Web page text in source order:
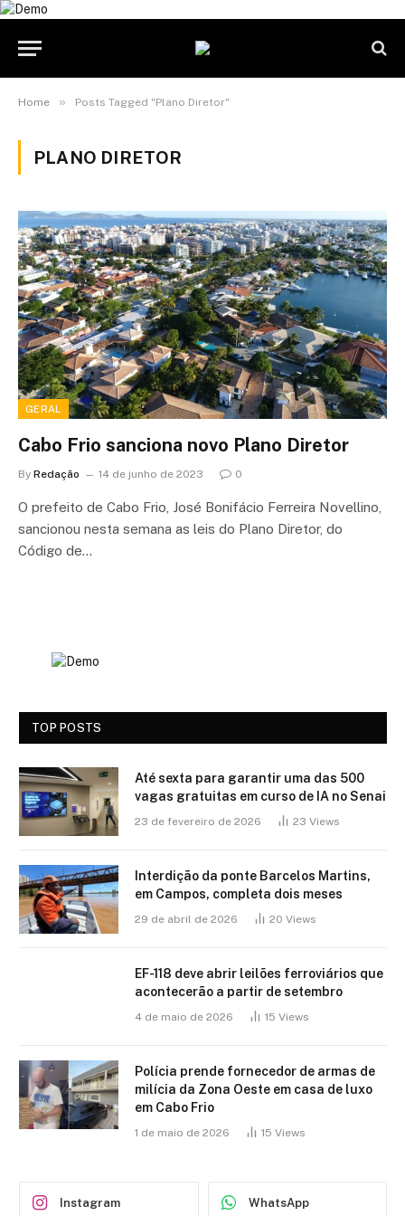
Home » Posts Tagged "Plano Diretor"
PLANO DIRETOR
GERAL
Cabo Frio sanciona novo Plano Diretor
By Redação 14 de junho de 2023 0
O prefeito de Cabo Frio, José Bonifácio Ferreira Novellino,
sancionou nesta semana as leis do Plano Diretor, do
Código de…
TOP POSTS
Até sexta para garantir uma das 500
vagas gratuitas em curso de IA no Senai
23 de fevereiro de 2026 23 Views
Interdição da ponte Barcelos Martins,
em Campos, completa dois meses
29 de abril de 2026 20 Views
EF-118 deve abrir leilões ferroviários que
acontecerão a partir de setembro
4 de maio de 2026 15 Views
Polícia prende fornecedor de armas de
milícia da Zona Oeste em casa de luxo
em Cabo Frio
1 de maio de 2026 15 Views
Instagram WhatsApp